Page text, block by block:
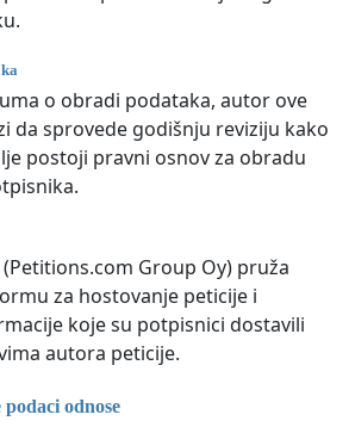
o obradi podataka, autor ove
da sprovede godišnju reviziju kako
postoji pravni osnov za obradu
Group Oy) pruža
za hostovanje peticije i
koje su potpisnici dostavili
autora peticije.
odnose